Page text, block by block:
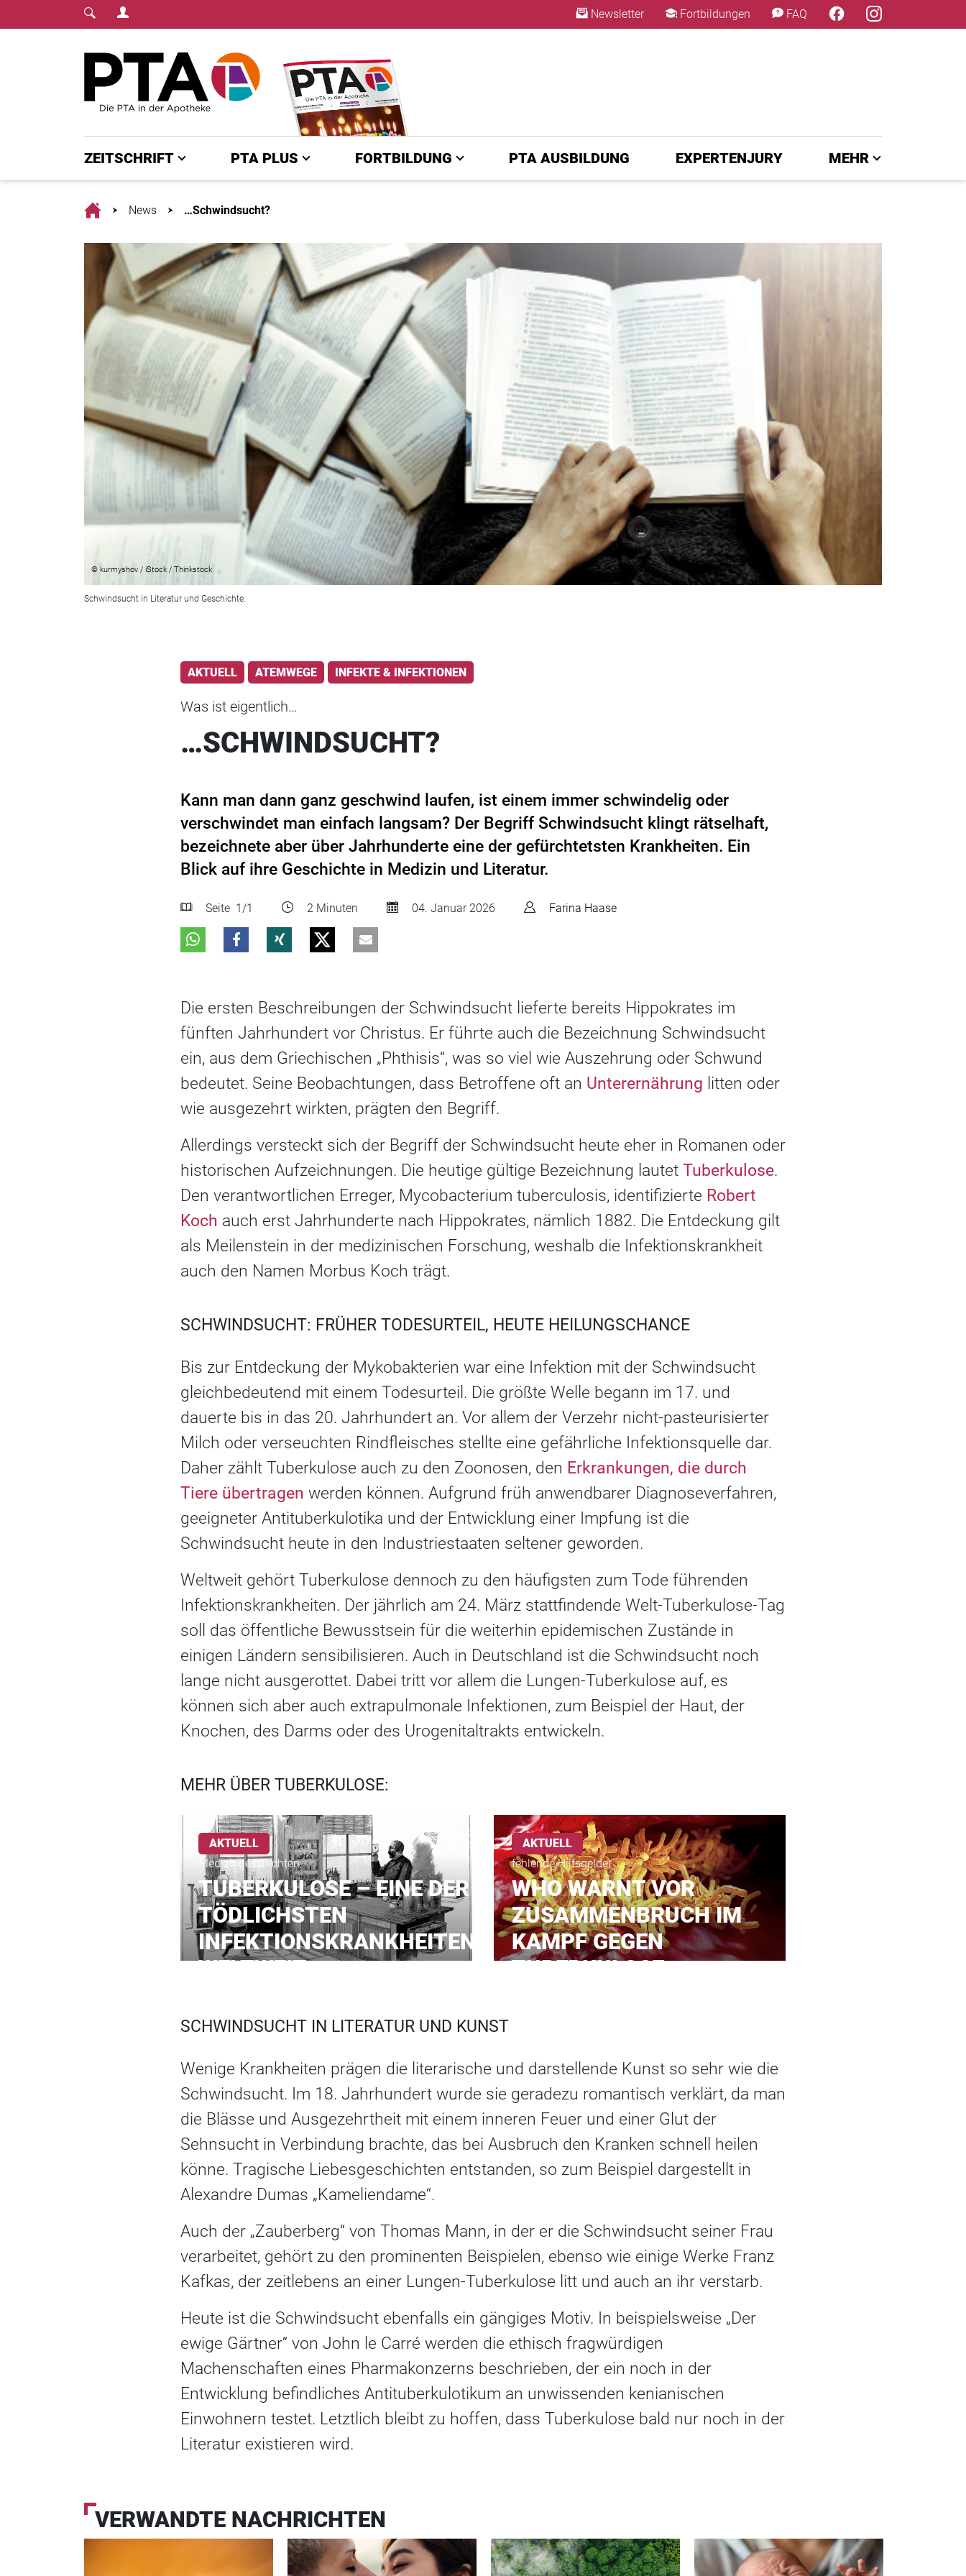
Login Menu Newsletter Fortbildungen FAQ
ZEITSCHRIFT PTA PLUS FORTBILDUNG PTA AUSBILDUNG EXPERTENJURY MEHR
HomeNews …Schwindsucht?
© kurmyshov / iStock / Thinkstock
Schwindsucht in Literatur und Geschichte.
AKTUELL ATEMWEGE INFEKTE & INFEKTIONEN
Was ist eigentlich…
…SCHWINDSUCHT?
Kann man dann ganz geschwind laufen, ist einem immer schwindelig oder
verschwindet man einfach langsam? Der Begriff Schwindsucht klingt rätselhaft,
bezeichnete aber über Jahrhunderte eine der gefürchtetsten Krankheiten. Ein
Blick auf ihre Geschichte in Medizin und Literatur.
Seite 1 /1 2 Minuten 04. Januar 2026 Farina Haase
Die ersten Beschreibungen der Schwindsucht lieferte bereits Hippokrates im
fünften Jahrhundert vor Christus. Er führte auch die Bezeichnung Schwindsucht
ein, aus dem Griechischen „Phthisis“, was so viel wie Auszehrung oder Schwund
bedeutet. Seine Beobachtungen, dass Betroffene oft an Unterernährung litten oder
wie ausgezehrt wirkten, prägten den Begriff.
Allerdings versteckt sich der Begriff der Schwindsucht heute eher in Romanen oder
historischen Aufzeichnungen. Die heutige gültige Bezeichnung lautet Tuberkulose.
Den verantwortlichen Erreger, Mycobacterium tuberculosis, identifizierte Robert
Koch auch erst Jahrhunderte nach Hippokrates, nämlich 1882. Die Entdeckung gilt
als Meilenstein in der medizinischen Forschung, weshalb die Infektionskrankheit
auch den Namen Morbus Koch trägt.
SCHWINDSUCHT: FRÜHER TODESURTEIL, HEUTE HEILUNGSCHANCE
Bis zur Entdeckung der Mykobakterien war eine Infektion mit der Schwindsucht
gleichbedeutend mit einem Todesurteil. Die größte Welle begann im 17. und
dauerte bis in das 20. Jahrhundert an. Vor allem der Verzehr nicht-pasteurisierter
Milch oder verseuchten Rindfleisches stellte eine gefährliche Infektionsquelle dar.
Daher zählt Tuberkulose auch zu den Zoonosen, den Erkrankungen, die durch
Tiere übertragen werden können. Aufgrund früh anwendbarer Diagnoseverfahren,
geeigneter Antituberkulotika und der Entwicklung einer Impfung ist die
Schwindsucht heute in den Industriestaaten seltener geworden.
Weltweit gehört Tuberkulose dennoch zu den häufigsten zum Tode führenden
Infektionskrankheiten. Der jährlich am 24. März stattfindende Welt-Tuberkulose-Tag
soll das öffentliche Bewusstsein für die weiterhin epidemischen Zustände in
einigen Ländern sensibilisieren. Auch in Deutschland ist die Schwindsucht noch
lange nicht ausgerottet. Dabei tritt vor allem die Lungen-Tuberkulose auf, es
können sich aber auch extrapulmonale Infektionen, zum Beispiel der Haut, der
Knochen, des Darms oder des Urogenitaltrakts entwickeln.
MEHR ÜBER TUBERKULOSE:
AKTUELL
Medizingeschichten
TUBERKULOSE – EINE DER
TÖDLICHSTEN
INFEKTIONSKRANKHEITEN
WELTWEIT
AKTUELL
fehlende Hilfsgelder
WHO WARNT VOR
ZUSAMMENBRUCH IM
KAMPF GEGEN
TUBERKULOSE
SCHWINDSUCHT IN LITERATUR UND KUNST
Wenige Krankheiten prägen die literarische und darstellende Kunst so sehr wie die
Schwindsucht. Im 18. Jahrhundert wurde sie geradezu romantisch verklärt, da man
die Blässe und Ausgezehrtheit mit einem inneren Feuer und einer Glut der
Sehnsucht in Verbindung brachte, das bei Ausbruch den Kranken schnell heilen
könne. Tragische Liebesgeschichten entstanden, so zum Beispiel dargestellt in
Alexandre Dumas „Kameliendame“.
Auch der „Zauberberg“ von Thomas Mann, in der er die Schwindsucht seiner Frau
verarbeitet, gehört zu den prominenten Beispielen, ebenso wie einige Werke Franz
Kafkas, der zeitlebens an einer Lungen-Tuberkulose litt und auch an ihr verstarb.
Heute ist die Schwindsucht ebenfalls ein gängiges Motiv. In beispielsweise „Der
ewige Gärtner“ von John le Carré werden die ethisch fragwürdigen
Machenschaften eines Pharmakonzerns beschrieben, der ein noch in der
Entwicklung befindliches Antituberkulotikum an unwissenden kenianischen
Einwohnern testet. Letztlich bleibt zu hoffen, dass Tuberkulose bald nur noch in der
Literatur existieren wird.
VERWANDTE NACHRICHTEN
×